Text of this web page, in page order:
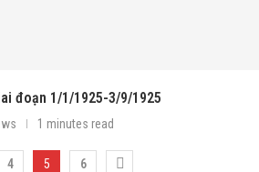
đoạn 1/1/1925-3/9/1925
1 minutes read
4 5 6